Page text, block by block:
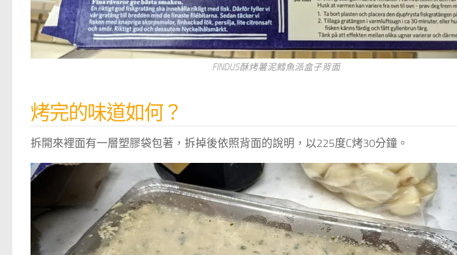
FINDUS酥烤薯泥鱈魚派盒子背面
烤完的味道如何？
拆開來裡面有一層塑膠袋包著，拆掉後依照背面的說明，以225度C烤30分鐘。